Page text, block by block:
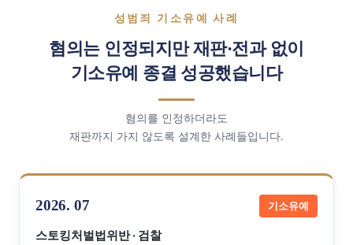
성범죄 기소유예 사례
혐의는 인정되지만 재판·전과 없이
기소유예 종결 성공했습니다
혐의를 인정하더라도
재판까지 가지 않도록 설계한 사례들입니다.
2026. 07 기소유예
스토킹처벌법위반 · 검찰